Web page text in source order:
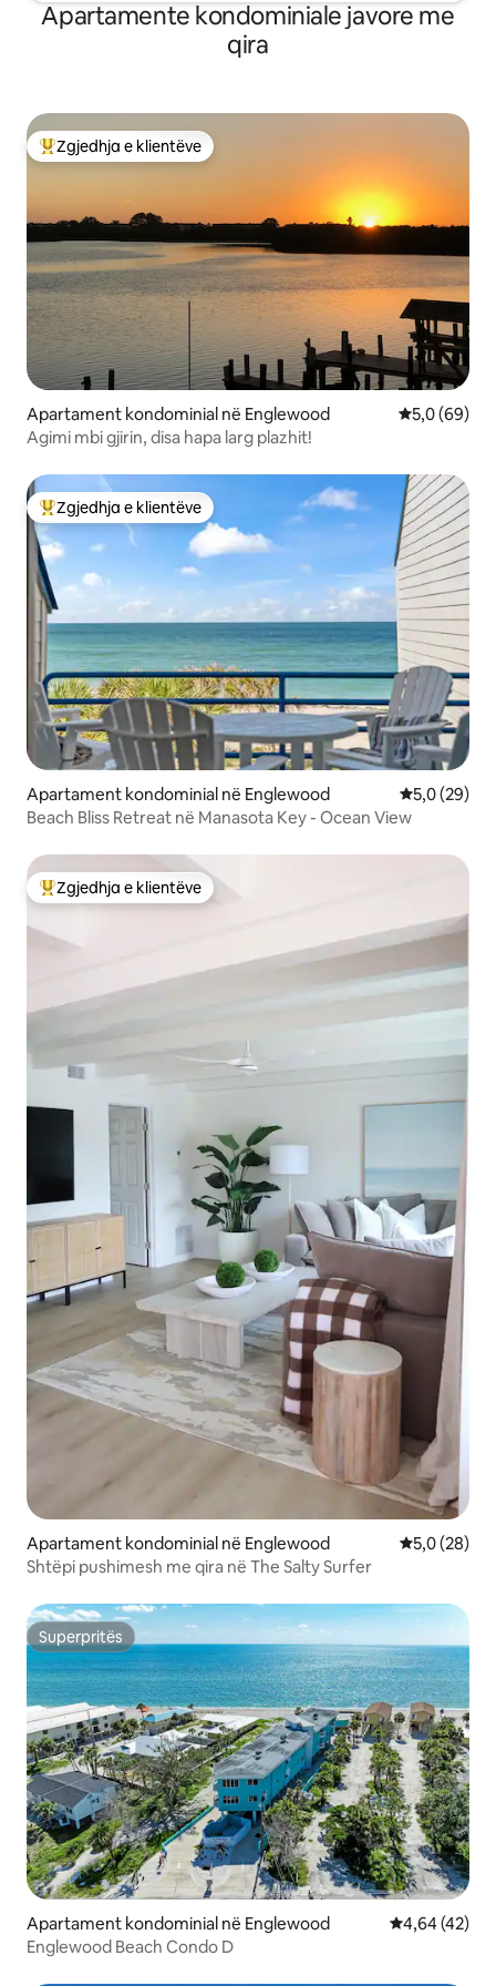
Apartamente kondominiale javore me
qira
Më të mirat e zgjedhjeve të klientëve
Zgjedhja e klientëve
Apartament kondominial në Englewood Vlerësimi
5,0 (69)
Agimi mbi gjirin, disa hapa larg plazhit!
Më të mirat e zgjedhjeve të klientëve
Zgjedhja e klientëve
Apartament kondominial në Englewood Vlerësimi
5,0 (29)
Beach Bliss Retreat në Manasota Key - Ocean View
Më të mirat e zgjedhjeve të klientëve
Zgjedhja e klientëve
Apartament kondominial në Englewood Vlerësimi
5,0 (28)
Shtëpi pushimesh me qira në The Salty Surfer
Superpritës
Superpritës
Apartament kondominial në Englewood Vlerësimi
4,64 (42)
Englewood Beach Condo D